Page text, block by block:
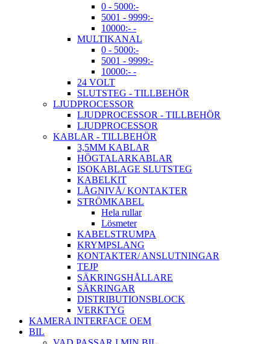
0 - 5000:-
5001 - 9999:-
10000:- -
MULTIKANAL
0 - 5000:-
5001 - 9999:-
10000:- -
24 VOLT
SLUTSTEG - TILLBEHÖR
LJUDPROCESSOR
LJUDPROCESSOR - TILLBEHÖR
LJUDPROCESSOR
KABLAR - TILLBEHÖR
3,5MM KABLAR
HÖGTALARKABLAR
ISOKABLAGE SLUTSTEG
KABELKIT
LÅGNIVÅ/ KONTAKTER
STRÖMKABEL
Hela rullar
Lösmeter
KABELSTRUMPA
KRYMPSLANG
KONTAKTER/ ANSLUTNINGAR
TEJP
SÄKRINGSHÅLLARE
SÄKRINGAR
DISTRIBUTIONSBLOCK
VERKTYG
KAMERA INTERFACE OEM
BIL